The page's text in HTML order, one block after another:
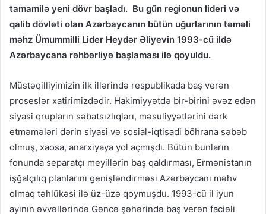
tamamilə yeni dövr başladı. Bu gün regionun lideri və
qalib dövləti olan Azərbaycanın bütün uğurlarının təməli
məhz Ümummilli Lider Heydər Əliyevin 1993-cü ildə
Azərbaycana rəhbərliyə başlaması ilə qoyuldu.
Müstəqilliyimizin ilk illərində respublikada baş verən
proseslər xatirimizdədir. Hakimiyyətdə bir-birini əvəz edən
siyasi qrupların səbatsızlıqları, məsuliyyətlərini dərk
etməmələri dərin siyasi və sosial-iqtisadi böhrana səbəb
olmuş, xaosa, anarxiyaya yol açmışdı. Bütün bunların
fonunda separatçı meyillərin baş qaldırması, Ermənistanın
işğalçılıq planlarını genişləndirməsi Azərbaycanı məhv
olmaq təhlükəsi ilə üz-üzə qoymuşdu. 1993-cü il iyun
ayının əvvəllərində Gəncə şəhərində baş verən faciəli